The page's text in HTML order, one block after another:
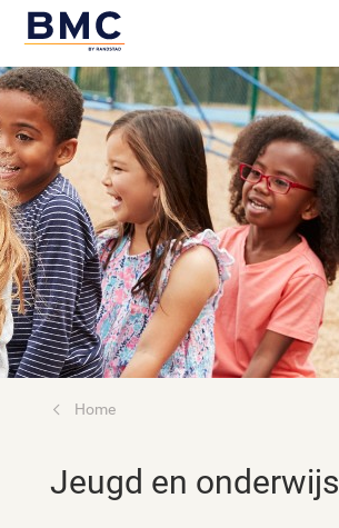
Home
Jeugd en onderwijs